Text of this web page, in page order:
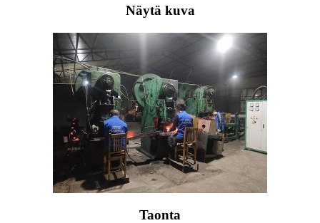
Näytä kuva
Taonta